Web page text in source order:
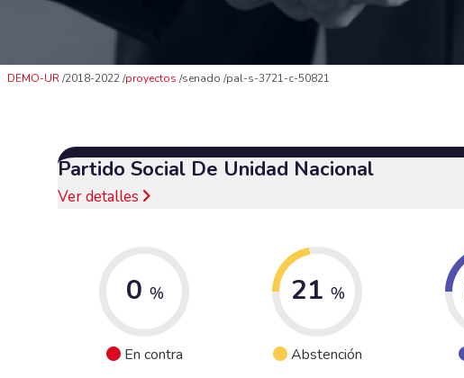
DEMO-UR 2018-2022 proyectos senado pal-s-3721-c-50821
Partido Social De Unidad Nacional
Ver detalles
0 %
En contra
21 %
Abstención